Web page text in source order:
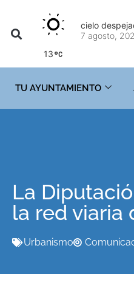
13
cielo
7 agosto,
TU AYUNTAMIENTO
La
la red viaria
Urbanismo